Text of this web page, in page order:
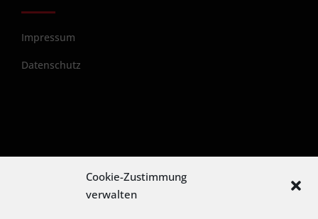
Cookie-Zustimmung
verwalten
Impressum
Datenschutz